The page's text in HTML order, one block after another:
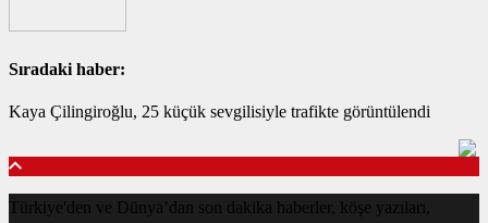
Sıradaki haber:
Kaya Çilingiroğlu, 25 küçük sevgilisiyle trafikte görüntülendi
Türkiye'den ve Dünya’dan son dakika haberler, köşe yazıları,